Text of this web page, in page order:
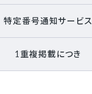
特定番号通知サービス
1重複掲載につき